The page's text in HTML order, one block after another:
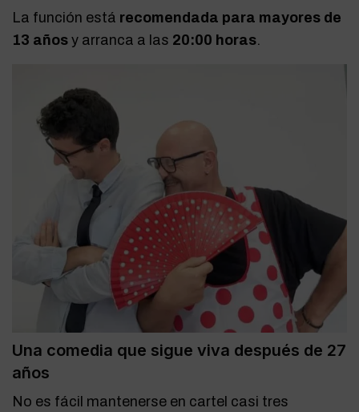
La función está recomendada para mayores de
13 años y arranca a las 20:00 horas.
Una comedia que sigue viva después de 27
años
No es fácil mantenerse en cartel casi tres